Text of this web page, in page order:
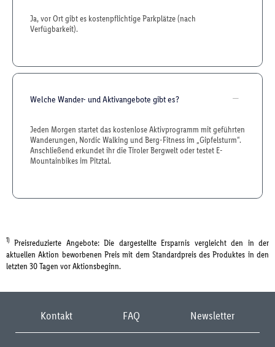
Ja, vor Ort gibt es kostenpflichtige Parkplätze (nach
Verfügbarkeit).
Welche Wander- und Aktivangebote gibt es?
Jeden Morgen startet das kostenlose Aktivprogramm mit geführten
Wanderungen, Nordic Walking und Berg-Fitness im „Gipfelsturm“.
Anschließend erkundet ihr die Tiroler Bergwelt oder testet E-
Mountainbikes im Pitztal.
1) Preisreduzierte Angebote: Die dargestellte Ersparnis vergleicht den in der
aktuellen Aktion beworbenen Preis mit dem Standardpreis des Produktes in den
letzten 30 Tagen vor Aktionsbeginn.
Kontakt FAQ Newsletter